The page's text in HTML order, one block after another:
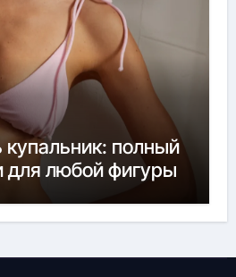
купальник: полный
для любой фигуры